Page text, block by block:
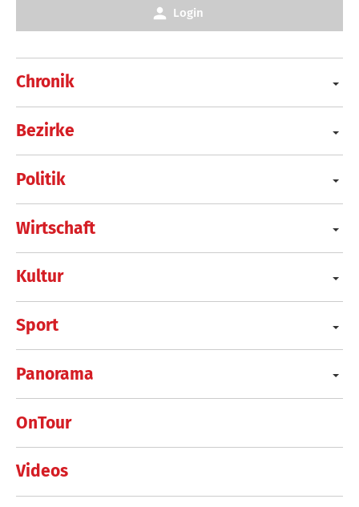
Chronik
Bezirke
Politik
Wirtschaft
Kultur
Sport
Panorama
OnTour
Videos
Login